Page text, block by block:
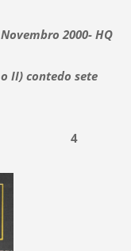
2000- HQ
II) contedo sete